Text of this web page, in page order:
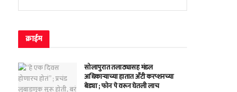
क्राईम
सोलापुरात तलाठ्यासह मंडल
अधिकाऱ्याच्या हातात अँटी करप्शनच्या
बेड्या ; फोन पे वरून घेतली लाच